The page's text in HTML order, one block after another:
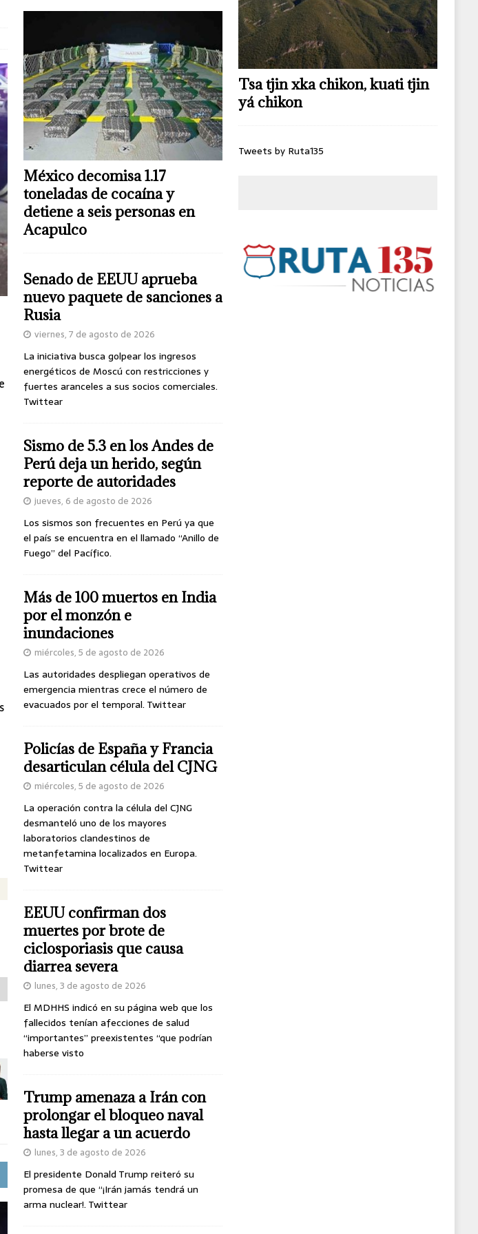
México decomisa 1.17
toneladas de cocaína y
detiene a seis personas en
Acapulco
Senado de EEUU aprueba
nuevo paquete de sanciones a
Rusia
viernes, 7 de agosto de 2026
La iniciativa busca golpear los ingresos
energéticos de Moscú con restricciones y
fuertes aranceles a sus socios comerciales.
Twittear
Sismo de 5.3 en los Andes de
Perú deja un herido, según
reporte de autoridades
jueves, 6 de agosto de 2026
Los sismos son frecuentes en Perú ya que
el país se encuentra en el llamado “Anillo de
Fuego” del Pacífico.
Más de 100 muertos en India
por el monzón e
inundaciones
miércoles, 5 de agosto de 2026
Las autoridades despliegan operativos de
emergencia mientras crece el número de
evacuados por el temporal. Twittear
Policías de España y Francia
desarticulan célula del CJNG
miércoles, 5 de agosto de 2026
La operación contra la célula del CJNG
desmanteló uno de los mayores
laboratorios clandestinos de
metanfetamina localizados en Europa.
Twittear
EEUU confirman dos
muertes por brote de
ciclosporiasis que causa
diarrea severa
lunes, 3 de agosto de 2026
El MDHHS indicó en su página web que los
fallecidos tenían afecciones de salud
“importantes” preexistentes “que podrían
haberse visto
Trump amenaza a Irán con
prolongar el bloqueo naval
hasta llegar a un acuerdo
lunes, 3 de agosto de 2026
El presidente Donald Trump reiteró su
promesa de que “¡Irán jamás tendrá un
arma nuclear!. Twittear
Tsa tjin xka chikon, kuati tjin
yá chikon
Tweets by Ruta135